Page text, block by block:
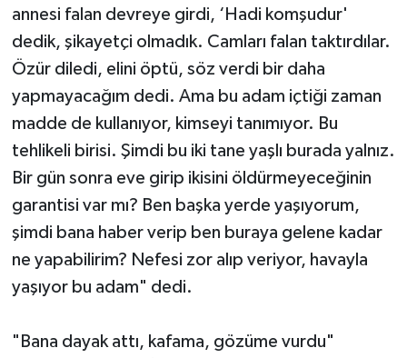
annesi falan devreye girdi, ‘Hadi komşudur'
dedik, şikayetçi olmadık. Camları falan taktırdılar.
Özür diledi, elini öptü, söz verdi bir daha
yapmayacağım dedi. Ama bu adam içtiği zaman
madde de kullanıyor, kimseyi tanımıyor. Bu
tehlikeli birisi. Şimdi bu iki tane yaşlı burada yalnız.
Bir gün sonra eve girip ikisini öldürmeyeceğinin
garantisi var mı? Ben başka yerde yaşıyorum,
şimdi bana haber verip ben buraya gelene kadar
ne yapabilirim? Nefesi zor alıp veriyor, havayla
yaşıyor bu adam" dedi.
"Bana dayak attı, kafama, gözüme vurdu"